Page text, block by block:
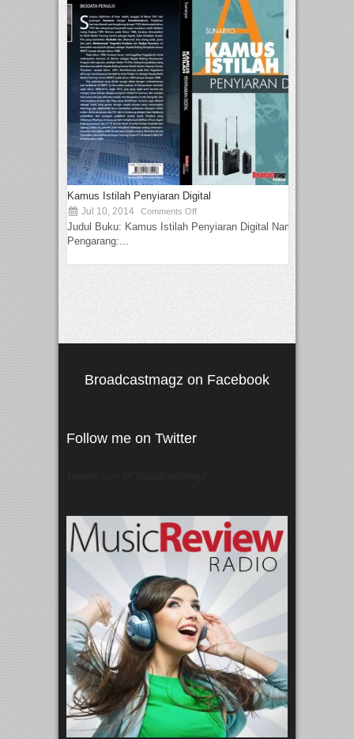
Kamus Istilah Penyiaran Digital
Jul 10, 2014 Comments Off
Judul Buku: Kamus Istilah Penyiaran Digital Nama
Pengarang:...
Broadcastmagz on Facebook
Follow me on Twitter